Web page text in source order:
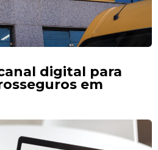
digital para
em